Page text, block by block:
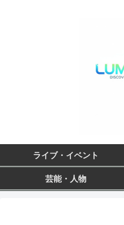
ライブ・イベント
芸能・人物